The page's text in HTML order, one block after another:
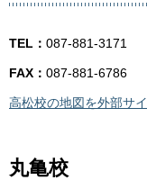
TEL： 087-881-3171
FAX： 087-881-6786
高松校の地図を外部サ
丸亀校